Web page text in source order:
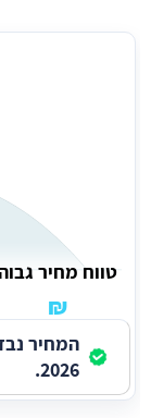
טווח מחיר
₪
המחיר
2026.